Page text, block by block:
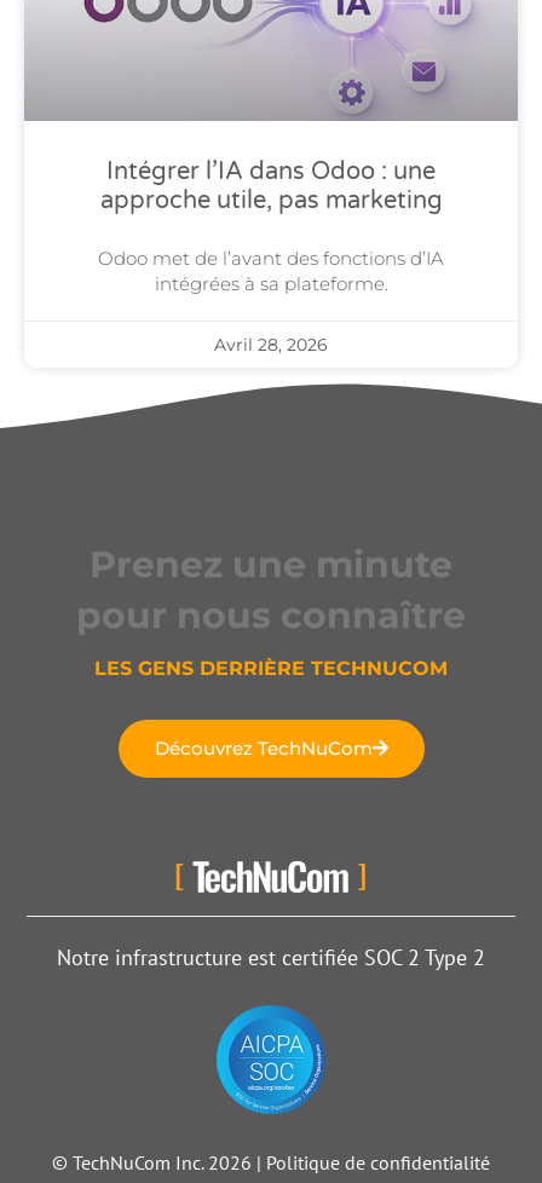
Intégrer l’IA dans Odoo : une
approche utile, pas marketing
Odoo met de l’avant des fonctions d’IA
intégrées à sa plateforme.
Avril 28, 2026
Prenez une minute
pour nous connaître
LES GENS DERRIÈRE TECHNUCOM
Découvrez TechNuCom
Notre infrastructure est certifiée SOC 2 Type 2
© TechNuCom Inc. 2026 | Politique de confidentialité